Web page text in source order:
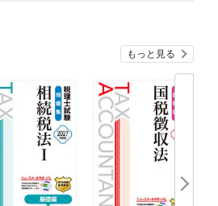
もっと見る